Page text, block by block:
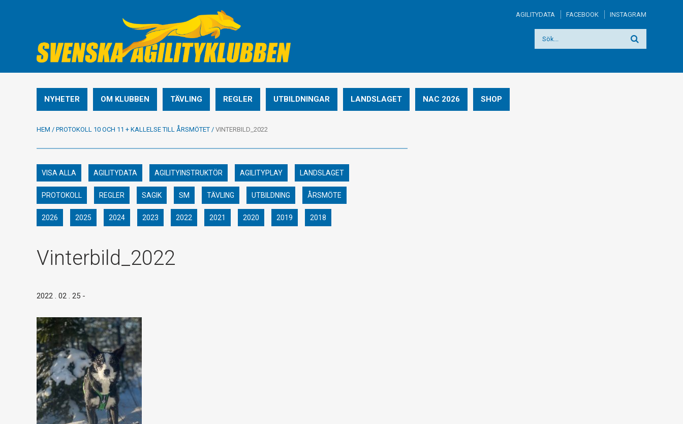
AGILITYDATA FACEBOOK INSTAGRAM
NYHETER OM KLUBBEN TÄVLING REGLER UTBILDNINGAR LANDSLAGET NAC 2026 SHOP
HEM / PROTOKOLL 10 OCH 11 + KALLELSE TILL ÅRSMÖTET / VINTERBILD_2022
VISA ALLA AGILITYDATA AGILITYINSTRUKTÖR AGILITYPLAY LANDSLAGET
PROTOKOLL REGLER SAGIK SM TÄVLING UTBILDNING ÅRSMÖTE
2026 2025 2024 2023 2022 2021 2020 2019 2018
Vinterbild_2022
2022 . 02 . 25 -